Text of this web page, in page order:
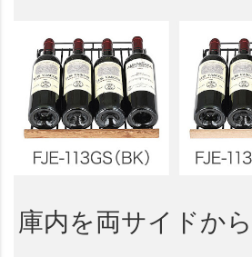
庫内を両サイドか